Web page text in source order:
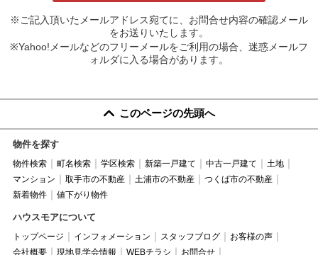
※ご記入頂いたメールアドレス宛てに、お問合せ内容の確認メール
をお送りいたします。
※Yahoo!メールなどのフリーメールをご利用の場合、迷惑メールフ
ォルダに入る場合があります。
このページの先頭へ
物件を探す
物件検索 町名検索 学区検索 新築一戸建て 中古一戸建て
土地
マンション
取手市の不動産 土浦市の不動産
つくば市の不動産
新着物件
値下がり物件
ハウスモアについて
トップページ インフォメーション スタッフブログ
お客様の声
会社概要
現地見学会情報 WEBチラシ
お問合せ